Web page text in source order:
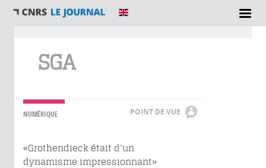
SGA
NUMÉRIQUE POINT DE VUE
«Grothendieck était d’un
dynamisme impressionnant»